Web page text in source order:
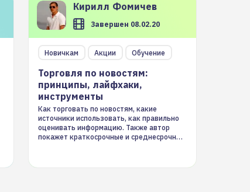
Кирилл Фомичев
Завершен 08.02.20
Новичкам Акции Обучение
Торговля по новостям:
принципы, лайфхаки,
инструменты
Как торговать по новостям, какие
источники использовать, как правильно
оценивать информацию. Также автор
покажет краткосрочные и среднесрочные